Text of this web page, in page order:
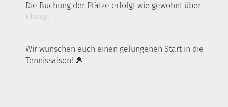
Die Buchung der Plätze erfolgt wie gewohnt über
Ebusy.
Wir wünschen euch einen gelungenen Start in die
Tennissaison! 🎾